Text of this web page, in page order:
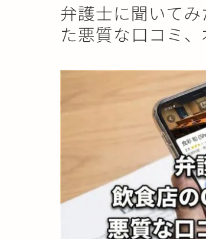
弁護士に聞いて
た悪質な口コミ